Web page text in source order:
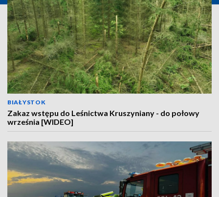
BIAŁYSTOK
Zakaz wstępu do Leśnictwa Kruszyniany - do połowy
września [WIDEO]